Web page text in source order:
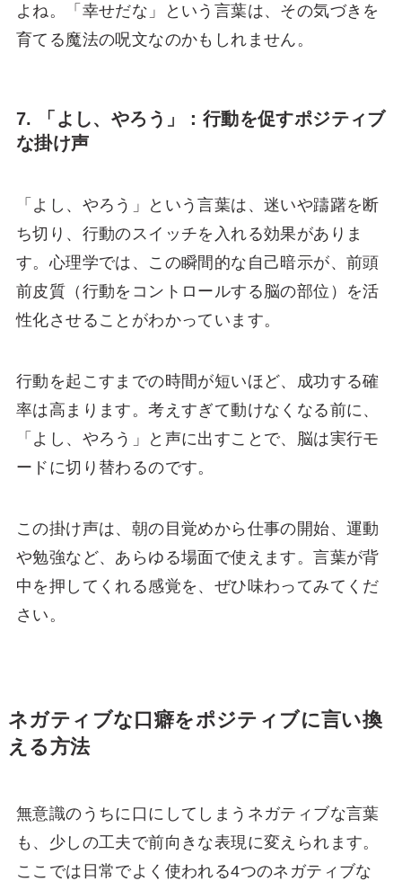
よね。「幸せだな」という言葉は、その気づきを
育てる魔法の呪文なのかもしれません。
7. 「よし、やろう」：行動を促すポジティブ
な掛け声
「よし、やろう」という言葉は、迷いや躊躇を断
ち切り、行動のスイッチを入れる効果がありま
す。心理学では、この瞬間的な自己暗示が、前頭
前皮質（行動をコントロールする脳の部位）を活
性化させることがわかっています。
行動を起こすまでの時間が短いほど、成功する確
率は高まります。考えすぎて動けなくなる前に、
「よし、やろう」と声に出すことで、脳は実行モ
ードに切り替わるのです。
この掛け声は、朝の目覚めから仕事の開始、運動
や勉強など、あらゆる場面で使えます。言葉が背
中を押してくれる感覚を、ぜひ味わってみてくだ
さい。
ネガティブな口癖をポジティブに言い換
える方法
無意識のうちに口にしてしまうネガティブな言葉
も、少しの工夫で前向きな表現に変えられます。
ここでは日常でよく使われる4つのネガティブな